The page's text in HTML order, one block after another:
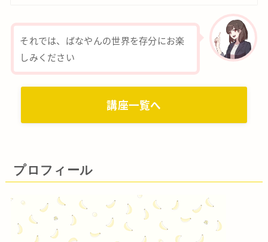
それでは、ばなやんの世界を存分にお楽
しみください
講座一覧へ
プロフィール